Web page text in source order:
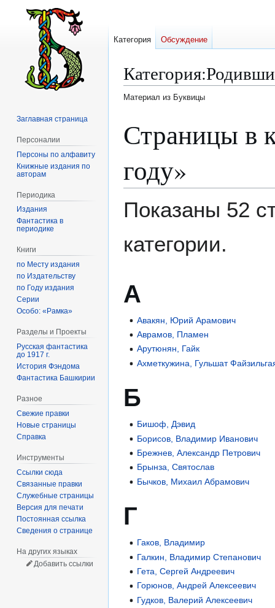
Категория:
Материал из Буквицы
к
навигации
к
поиску
Страницы в
году»
Показаны 52
категории.
А
Авакян, Юрий Арамович
Аврамов, Пламен
Арутюнян, Гайк
Ахметкужина, Гульшат
Б
Бишоф, Дэвид
Борисов, Владимир Иванович
Брежнев, Александр Петрович
Брынза, Святослав
Бычков, Михаил Абрамович
Г
Гаков, Владимир
Галкин, Владимир Степанович
Гета, Сергей Андреевич
Горюнов, Андрей Алексеевич
Гудков, Валерий Алексеевич
Категория Обсуждение
Заглавная страница
Персоналии
Персоны по алфавиту
Книжные издания по
авторам
Периодика
Издания
Фантастика в
периодике
Книги
по Месту издания
по Издательству
по Году издания
Серии
Особо: «Рамка»
Разделы и Проекты
Русская фантастика
до 1917 г.
История Фэндома
Фантастика Башкирии
Разное
Свежие правки
Новые страницы
Справка
Инструменты
Ссылки сюда
Связанные правки
Служебные страницы
Версия для печати
Постоянная ссылка
Сведения о странице
На других языках
Добавить ссылки